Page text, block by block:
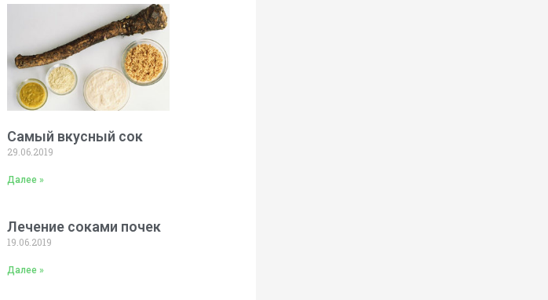
Самый вкусный сок
29.06.2019
Далее »
Лечение соками почек
19.06.2019
Далее »